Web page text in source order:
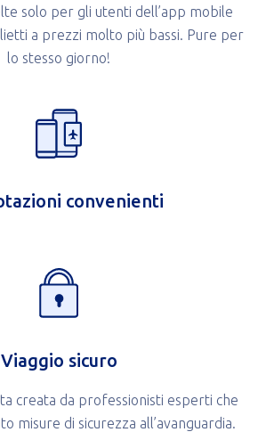
solo per gli utenti dell’app mobile
a prezzi molto più bassi. Pure per
lo stesso giorno!
convenienti
Viaggio sicuro
creata da professionisti esperti che
misure di sicurezza all’avanguardia.